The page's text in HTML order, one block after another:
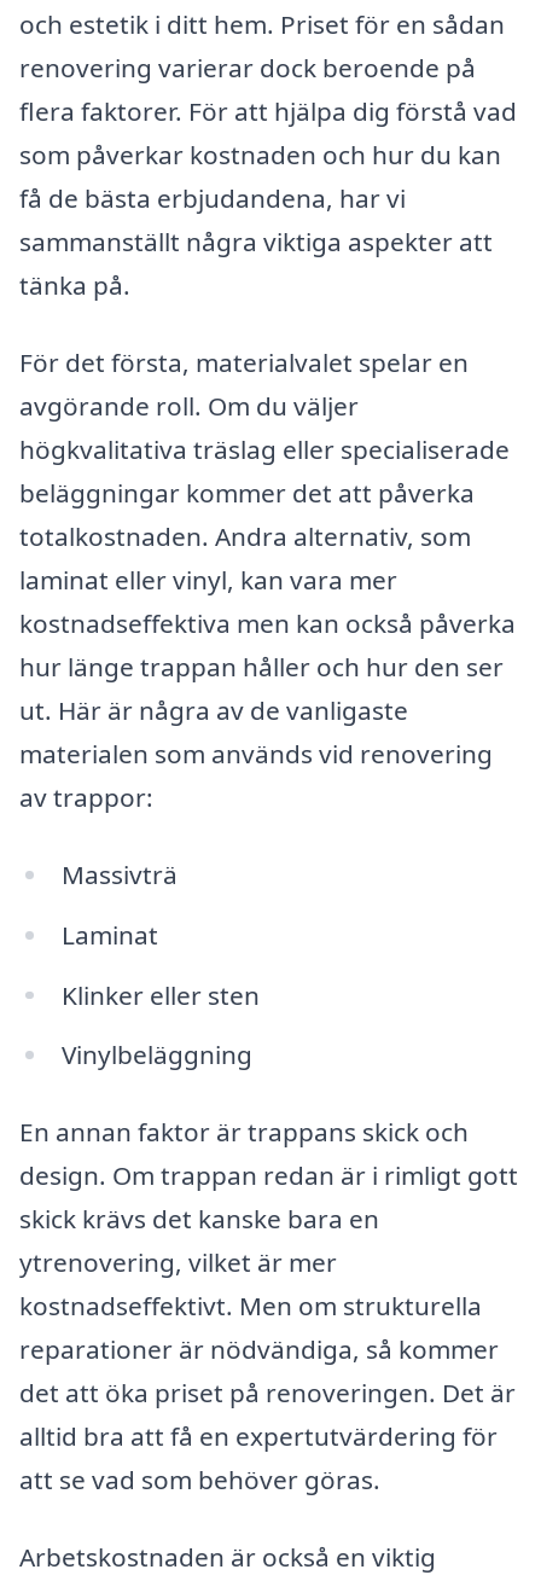
och estetik i ditt hem. Priset för en sådan
renovering varierar dock beroende på
flera faktorer. För att hjälpa dig förstå vad
som påverkar kostnaden och hur du kan
få de bästa erbjudandena, har vi
sammanställt några viktiga aspekter att
tänka på.
För det första, materialvalet spelar en
avgörande roll. Om du väljer
högkvalitativa träslag eller specialiserade
beläggningar kommer det att påverka
totalkostnaden. Andra alternativ, som
laminat eller vinyl, kan vara mer
kostnadseffektiva men kan också påverka
hur länge trappan håller och hur den ser
ut. Här är några av de vanligaste
materialen som används vid renovering
av trappor:
Massivträ
Laminat
Klinker eller sten
Vinylbeläggning
En annan faktor är trappans skick och
design. Om trappan redan är i rimligt gott
skick krävs det kanske bara en
ytrenovering, vilket är mer
kostnadseffektivt. Men om strukturella
reparationer är nödvändiga, så kommer
det att öka priset på renoveringen. Det är
alltid bra att få en expertutvärdering för
att se vad som behöver göras.
Arbetskostnaden är också en viktig